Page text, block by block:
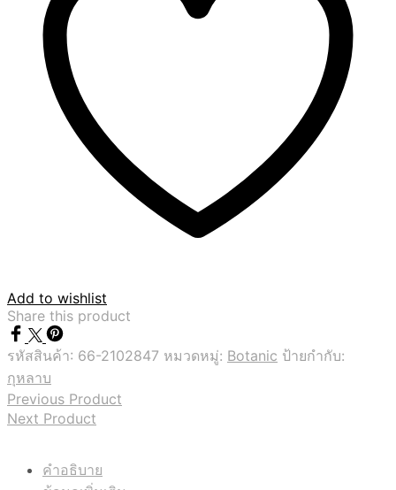
Add to wishlist
Share this product
รหัสสินค้า: 66-2102847 หมวดหมู่: Botanic ป้ายกำกับ:
กุหลาบ
Previous Product
Next Product
คำอธิบาย